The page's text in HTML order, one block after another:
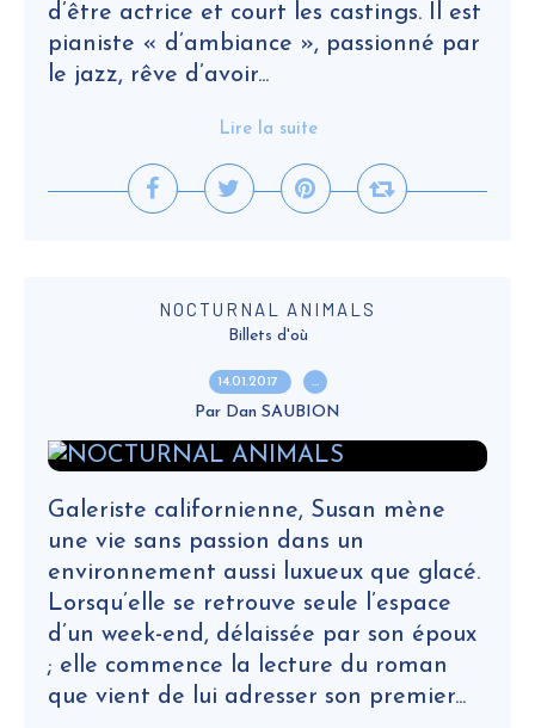
d’être actrice et court les castings. Il est
pianiste « d’ambiance », passionné par
le jazz, rêve d’avoir...
Lire la suite
NOCTURNAL ANIMALS
Billets d'où
14.01.2017 …
Par Dan SAUBION
Galeriste californienne, Susan mène
une vie sans passion dans un
environnement aussi luxueux que glacé.
Lorsqu’elle se retrouve seule l’espace
d’un week-end, délaissée par son époux
; elle commence la lecture du roman
que vient de lui adresser son premier...